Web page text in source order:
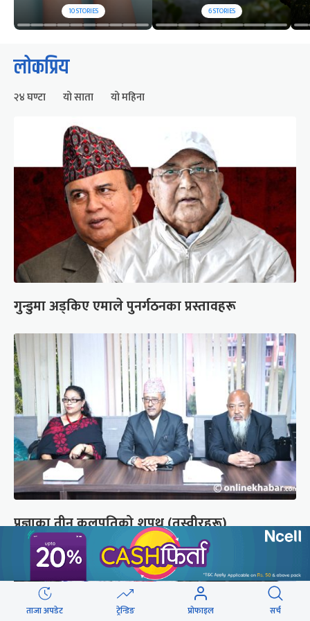
10STORIES 6STORIES
लोकप्रिय
२४ घण्टा यो साता यो महिना
गुन्डुमा अड्किए एमाले पुनर्गठनका प्रस्तावहरू
प्रज्ञाका तीन कुलपतिको शपथ (तस्वीरहरू)
ताजा अपडेट ट्रेन्डिङ प्रोफाइल सर्च